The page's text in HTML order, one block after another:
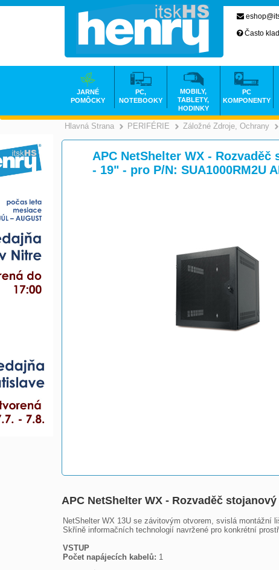
Hlavná Strana >
PERIFÉRIE >
Záložné Zdroje, Ochrany
APC NetShelter WX -
- 19" - pro P/N: SUA1000RM2U
APC NetShelter WX - Rozvaděč
NetShelter WX 13U se závitovým otvorem, svislá montážní
Skříně informačních technologií navržené pro konkrétní
VSTUP
Počet napájecích kabelů: 1
Často
JARNÉ
POMÔCKY
PC,
NOTEBOOKY
MOBILY,
TABLETY,
HODINKY
PC
KOMPONENTY